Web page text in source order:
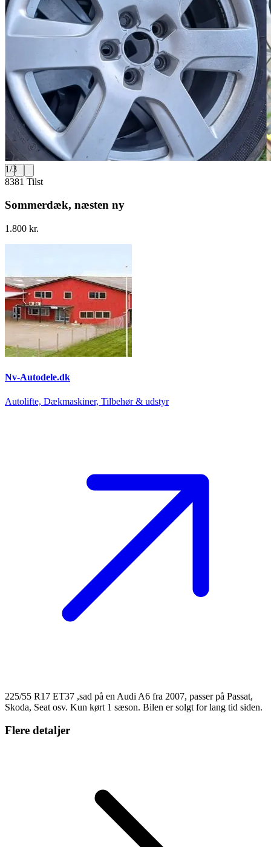
1/3
8381 Tilst
Sommerdæk, næsten ny
1.800 kr.
Nv-Autodele.dk
Autolifte, Dækmaskiner, Tilbehør & udstyr
225/55 R17 ET37 ,sad på en Audi A6 fra 2007, passer på Passat,
Skoda, Seat osv. Kun kørt 1 sæson. Bilen er solgt for lang tid siden.
Flere detaljer